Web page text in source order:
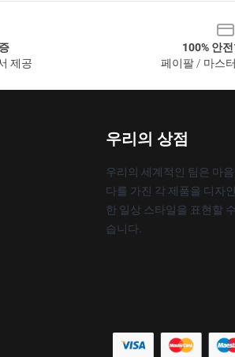
제공
100% 안전
페이팔 / 마스
우리의 상점
우리의 세계적인 팀은 마
다를 가진 각 제품을 디자
한 일상 스타일을 표현할
습니다.